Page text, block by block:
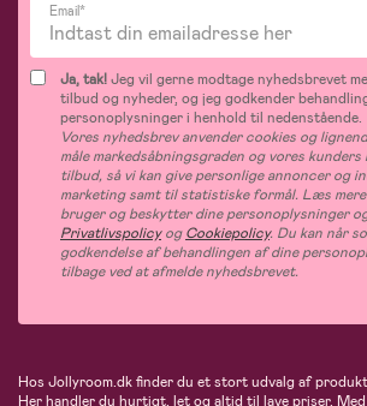
Email*
Ja, tak!Jeg vil gerne modtage nyhedsbrevet
tilbud og nyheder, og jeg godkender
personoplysninger i henhold til nedenstående.
Vores nyhedsbrev anvender cookies og
måle markedsåbningsgraden og vores
tilbud, så vi kan give personlige annoncer og
marketing samt til statistiske formål. Læs
bruger og beskytter dine personoplysninger
PrivatlivspolicyogCookiepolicy. Du kan når
godkendelse af behandlingen af dine
tilbage ved at afmelde nyhedsbrevet.
Hos Jollyroom.dk finder du et stort udvalg af
Her handler du hurtigt, let og altid til lave priser.